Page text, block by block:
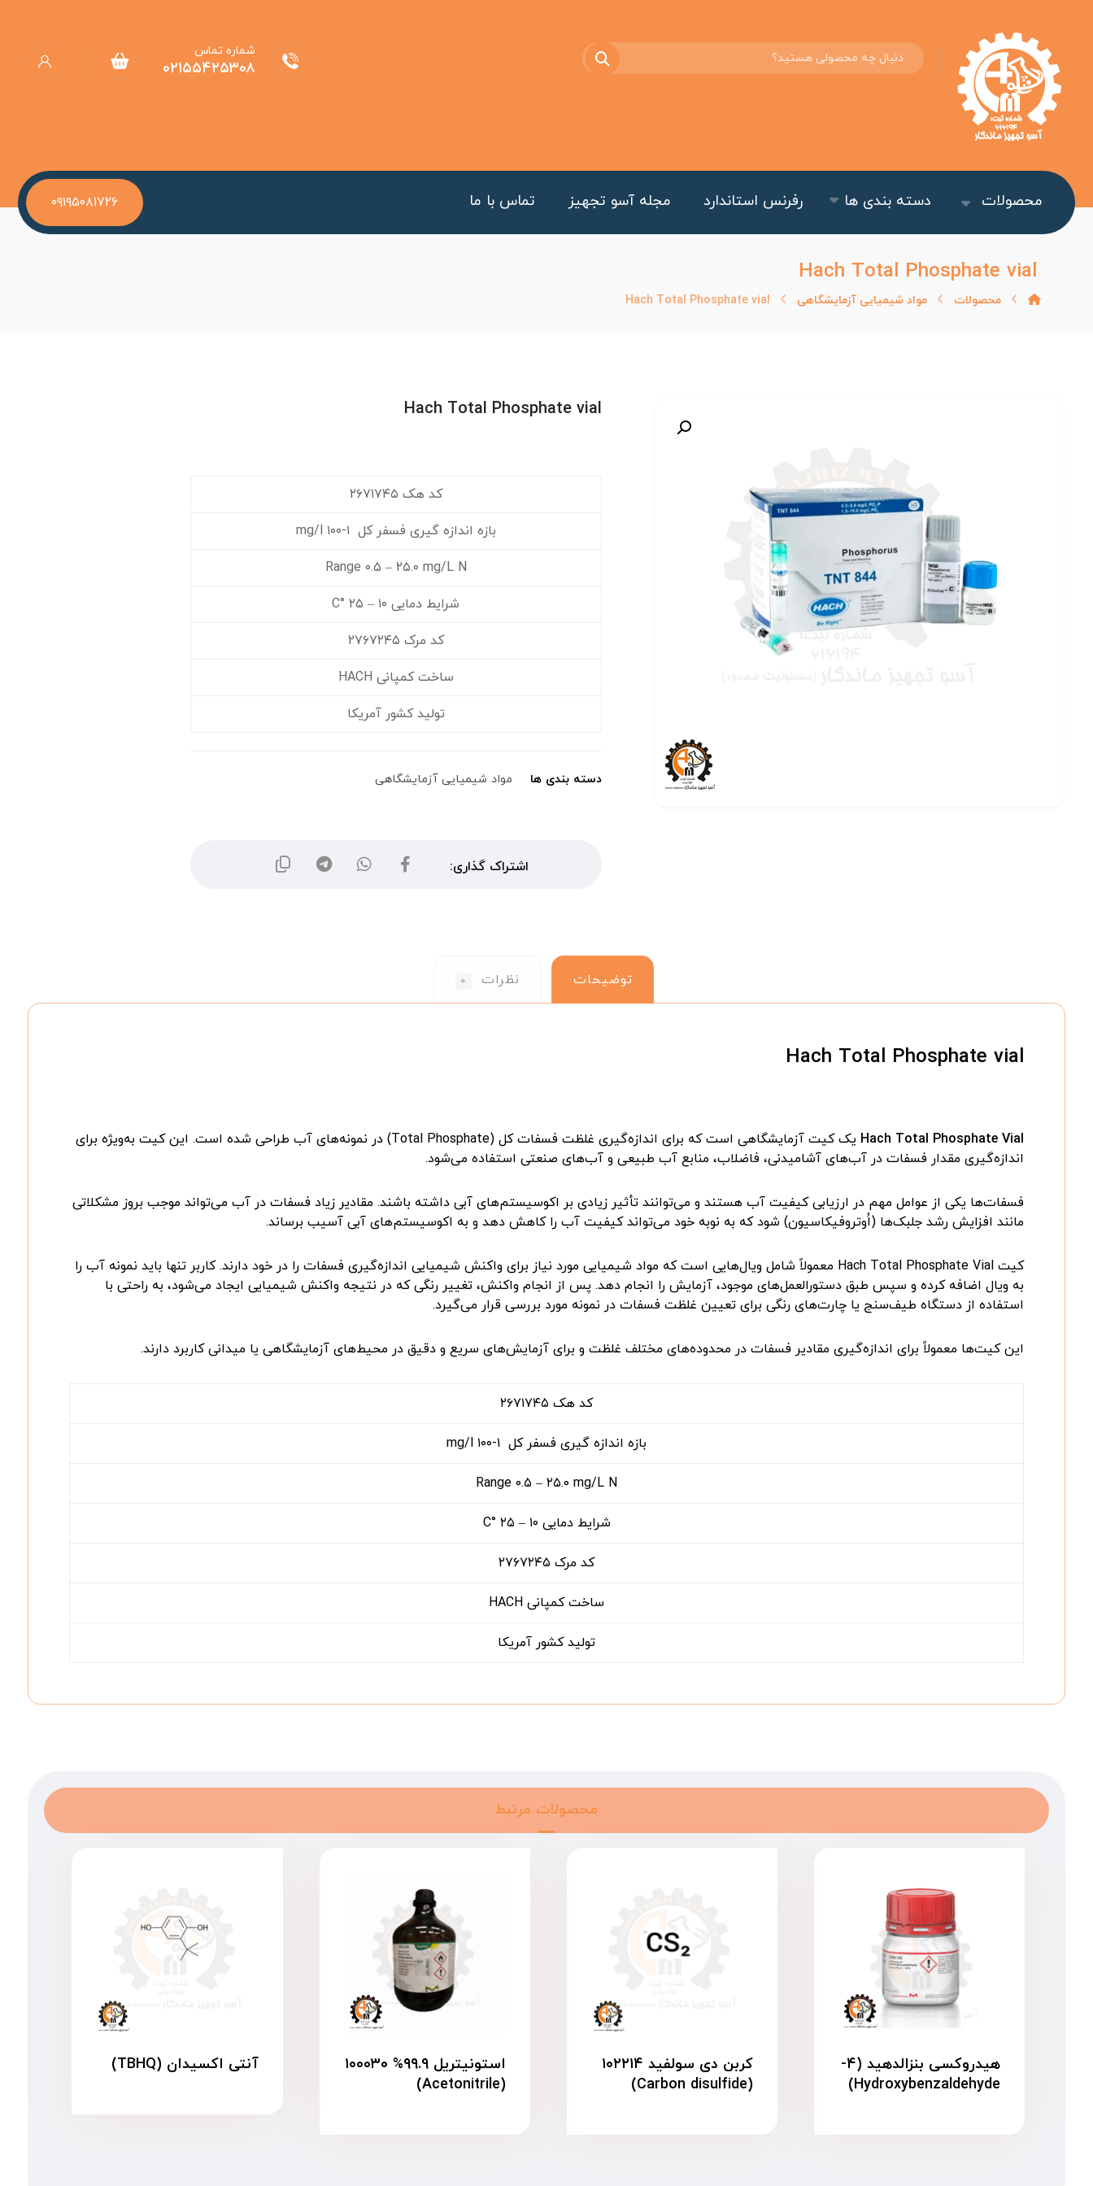
شماره تماس
۰۲۱۵۵۴۲۵۳۰۸
محصولات دسته بندی ها رفرنس استاندارد مجله آسو تجهیز تماس با ما ۰۹۱۹۵۰۸۱۷۲۶
Hach Total Phosphate vial
محصولات مواد شیمیایی آزمایشگاهی Hach Total Phosphate vial
Hach Total Phosphate vial
کد هک ۲۶۷۱۷۴۵
بازه اندازه گیری فسفر کل ۱-۱۰۰ mg/l
Range ۰.۵ – ۲۵.۰ mg/L N
شرایط دمایی ۱۰ – ۲۵ °C
کد مرک ۲۷۶۷۲۴۵
ساخت کمپانی HACH
تولید کشور آمریکا
دسته بندی ها مواد شیمیایی آزمایشگاهی
توضیحات نظرات ۰
Hach Total Phosphate vial
Hach Total Phosphate Vial یک کیت آزمایشگاهی است که برای اندازه‌گیری غلظت فسفات کل(Total Phosphate) در نمونه‌های آب طراحی شده است. این کیت به‌ویژه برای
اندازه‌گیری مقدار فسفات در آب‌های آشامیدنی، فاضلاب، منابع آب طبیعی و آب‌های صنعتی استفاده می‌شود.
فسفات‌ها یکی از عوامل مهم در ارزیابی کیفیت آب هستند و می‌توانند تأثیر زیادی بر اکوسیستم‌های آبی داشته باشند. مقادیر زیاد فسفات در آب می‌تواند موجب بروز مشکلاتی
مانند افزایش رشد جلبک‌ها (اُوتروفیکاسیون) شود که به نوبه خود می‌تواند کیفیت آب را کاهش دهد و به اکوسیستم‌های آبی آسیب برساند.
کیتHach Total Phosphate Vial معمولاً شامل ویال‌هایی است که مواد شیمیایی مورد نیاز برای واکنش شیمیایی اندازه‌گیری فسفات را در خود دارند. کاربر تنها باید نمونه آب را
به ویال اضافه کرده و سپس طبق دستورالعمل‌های موجود، آزمایش را انجام دهد. پس از انجام واکنش، تغییر رنگی که در نتیجه واکنش شیمیایی ایجاد می‌شود، به راحتی با
استفاده از دستگاه طیف‌سنج یا چارت‌های رنگی برای تعیین غلظت فسفات در نمونه مورد بررسی قرار می‌گیرد.
این کیت‌ها معمولاً برای اندازه‌گیری مقادیر فسفات در محدوده‌های مختلف غلظت و برای آزمایش‌های سریع و دقیق در محیط‌های آزمایشگاهی یا میدانی کاربرد دارند.
کد هک ۲۶۷۱۷۴۵
بازه اندازه گیری فسفر کل ۱-۱۰۰ mg/l
Range ۰.۵ – ۲۵.۰ mg/L N
شرایط دمایی ۱۰ – ۲۵ °C
کد مرک ۲۷۶۷۲۴۵
ساخت کمپانی HACH
تولید کشور آمریکا
محصولات مرتبط
هیدروکسی بنزالدهید (۴-
Hydroxybenzaldehyde)
کربن دی سولفید ۱۰۲۲۱۴
(Carbon disulfide)
استونیتریل ۹۹.۹% ۱۰۰۰۳۰
(Acetonitrile)
آنتی اکسیدان (TBHQ)